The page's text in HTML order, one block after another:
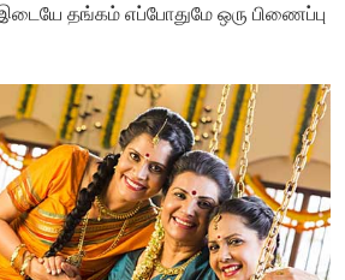
தங்கம் எப்போதுமே ஒரு பிணைப்பு